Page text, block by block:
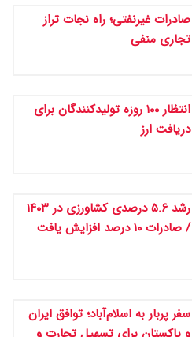
صادرات غیرنفتی؛ راه نجات تراز
تجاری منفی
انتظار ۱۰۰ روزه تولیدکنندگان برای
دریافت ارز
رشد ۵.۶ درصدی کشاورزی در ۱۴۰۳
/ صادرات ۱۰ درصد افزایش یافت
سفر پربار به اسلام‌آباد؛ توافق ایران